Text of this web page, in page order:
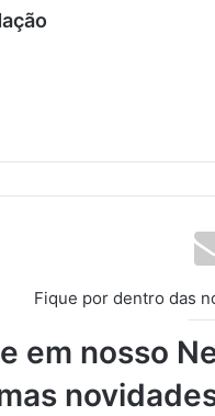
Fique por dentro das
em nosso